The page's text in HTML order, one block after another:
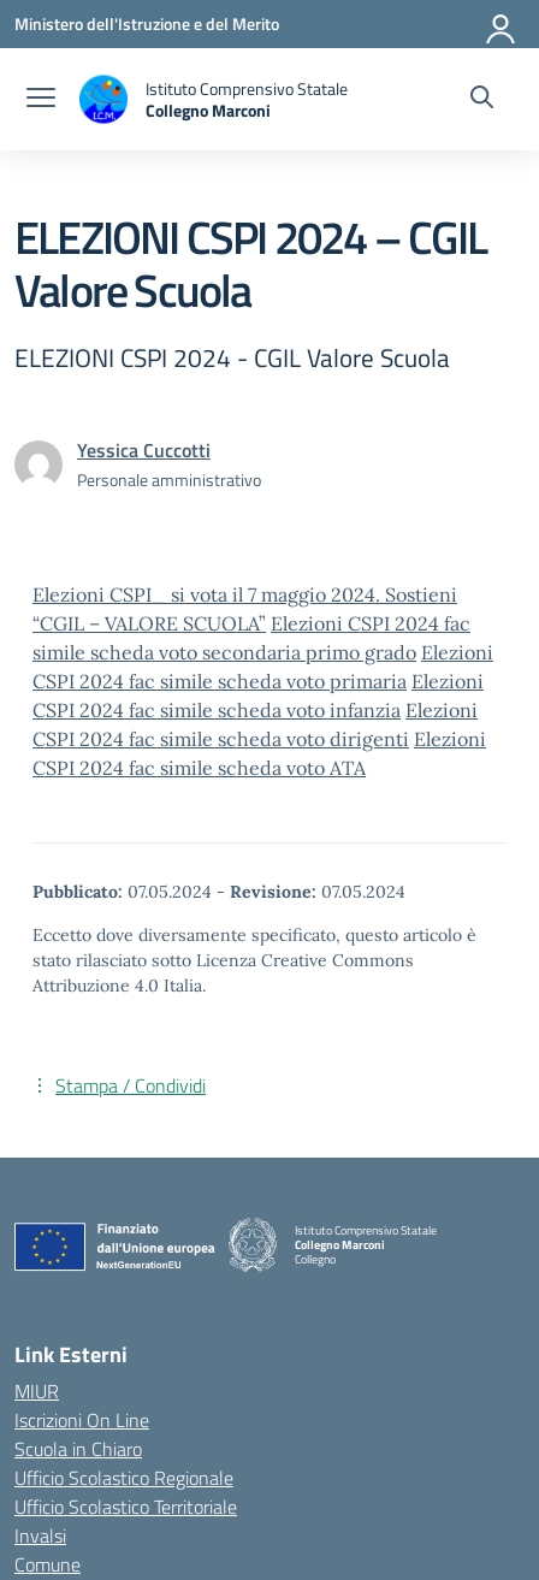
Vai ai contenuti
Vai al menu di navigazione
Vai al footer
Ministero dell'Istruzione e del Merito
Istituto Comprensivo Statale
Collegno Marconi
ELEZIONI CSPI 2024 – CGIL
Valore Scuola
ELEZIONI CSPI 2024 - CGIL Valore Scuola
Yessica Cuccotti
Personale amministrativo
Elezioni CSPI_ si vota il 7 maggio 2024. Sostieni
“CGIL – VALORE SCUOLA” Elezioni CSPI 2024 fac
simile scheda voto secondaria primo grado Elezioni
CSPI 2024 fac simile scheda voto primaria Elezioni
CSPI 2024 fac simile scheda voto infanzia Elezioni
CSPI 2024 fac simile scheda voto dirigenti Elezioni
CSPI 2024 fac simile scheda voto ATA
Pubblicato: 07.05.2024 - Revisione: 07.05.2024
Eccetto dove diversamente specificato, questo articolo è
stato rilasciato sotto Licenza Creative Commons
Attribuzione 4.0 Italia.
Stampa / Condividi
Istituto Comprensivo Statale
Collegno Marconi
Collegno
Link Esterni
MIUR
Iscrizioni On Line
Scuola in Chiaro
Ufficio Scolastico Regionale
Ufficio Scolastico Territoriale
Invalsi
Comune